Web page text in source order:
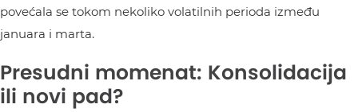
povećala se tokom nekoliko volatilnih perioda između
januara i marta.
Presudni momenat: Konsolidacija
ili novi pad?